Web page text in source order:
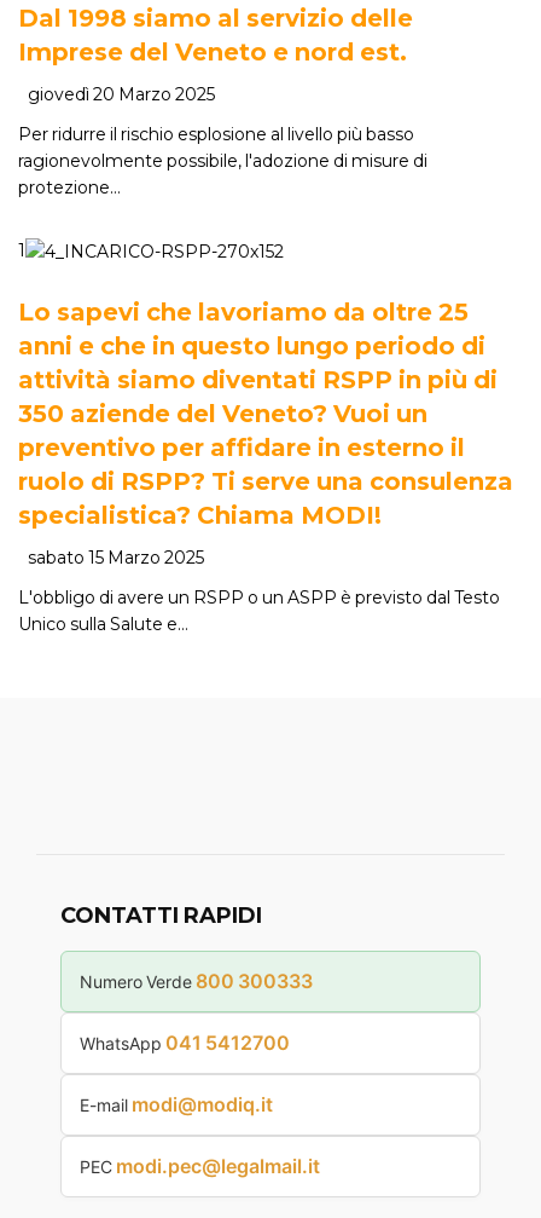
Dal 1998 siamo al servizio delle
Imprese del Veneto e nord est.
giovedì 20 Marzo 2025
Per ridurre il rischio esplosione al livello più basso
ragionevolmente possibile, l'adozione di misure di
protezione…
1
Lo sapevi che lavoriamo da oltre 25
anni e che in questo lungo periodo di
attività siamo diventati RSPP in più di
350 aziende del Veneto? Vuoi un
preventivo per affidare in esterno il
ruolo di RSPP? Ti serve una consulenza
specialistica? Chiama MODI!
sabato 15 Marzo 2025
L'obbligo di avere un RSPP o un ASPP è previsto dal Testo
Unico sulla Salute e…
CONTATTI RAPIDI
Numero Verde 800 300333
WhatsApp 041 5412700
E-mail modi@modiq.it
PEC modi.pec@legalmail.it